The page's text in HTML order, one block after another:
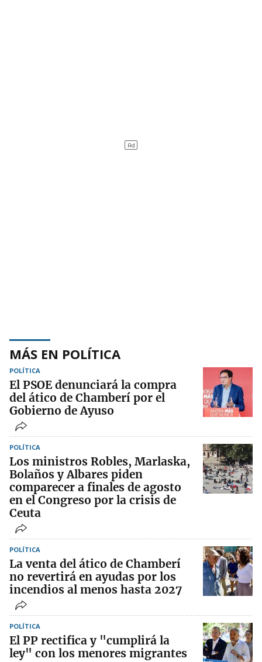
MÁS EN POLÍTICA
POLÍTICA
El PSOE denunciará la compra
del ático de Chamberí por el
Gobierno de Ayuso
POLÍTICA
Los ministros Robles, Marlaska,
Bolaños y Albares piden
comparecer a finales de agosto
en el Congreso por la crisis de
Ceuta
POLÍTICA
La venta del ático de Chamberí
no revertirá en ayudas por los
incendios al menos hasta 2027
POLÍTICA
El PP rectifica y "cumplirá la
ley" con los menores migrantes